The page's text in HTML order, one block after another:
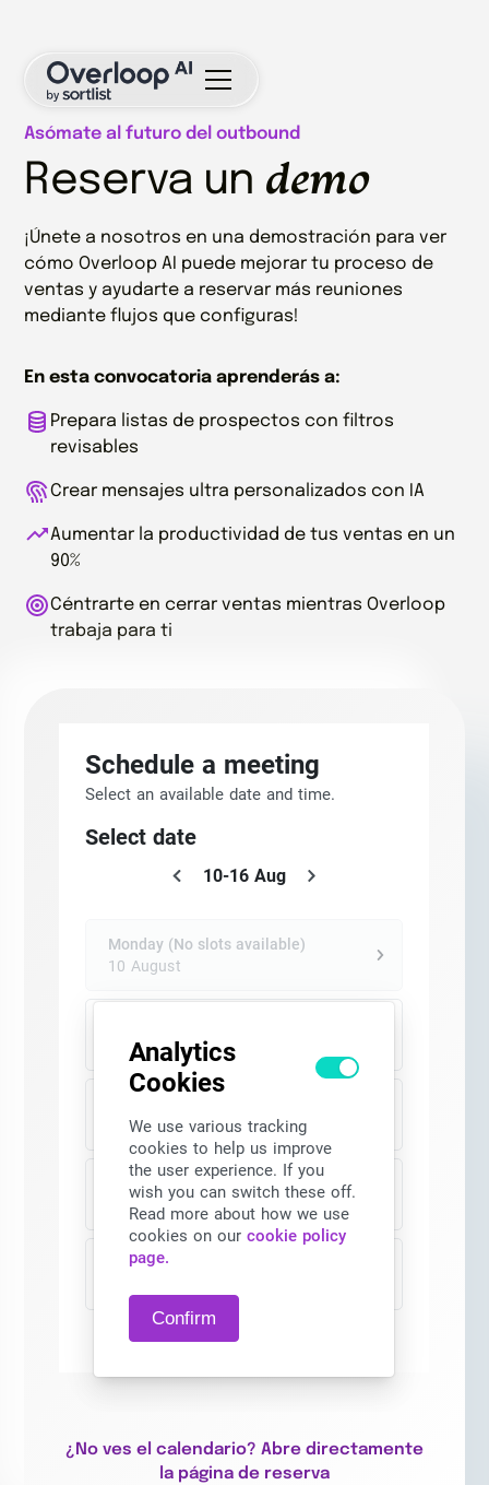
Asómate al futuro del outbound
Reserva un demo
¡Únete a nosotros en una demostración para ver
cómo Overloop AI puede mejorar tu proceso de
ventas y ayudarte a reservar más reuniones
mediante flujos que configuras!
En esta convocatoria aprenderás a:
Prepara listas de prospectos con filtros
revisables
Crear mensajes ultra personalizados con IA
Aumentar la productividad de tus ventas en un
90%
Céntrarte en cerrar ventas mientras Overloop
trabaja para ti
¿No ves el calendario? Abre directamente
la página de reserva